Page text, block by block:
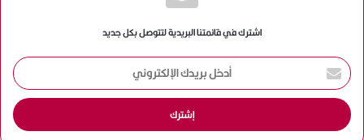
اشترك في قائمتنا البريدية لتتوصل بكل جديد
أ
د
خ
ل